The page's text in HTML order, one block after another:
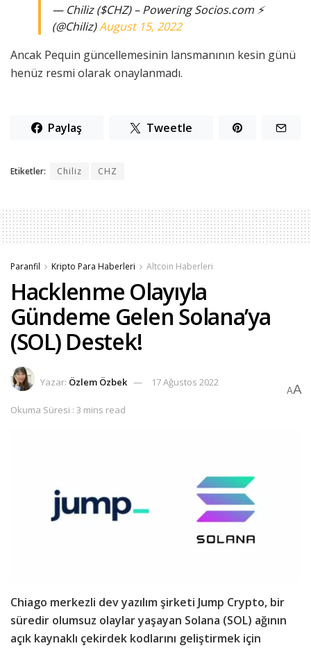
— Chiliz ($CHZ) – Powering Socios.com ⚡
(@Chiliz)August 15, 2022
Ancak Pequin güncellemesinin lansmanının kesin günü
henüz resmi olarak onaylanmadı.
Paylaş Tweetle
Etiketler: Chiliz CHZ
Paranfil Kripto Para Haberleri Altcoin Haberleri
Hacklenme Olayıyla
Gündeme Gelen Solana’ya
(SOL) Destek!
Yazar: Özlem Özbek 17 Ağustos 2022
Okuma Süresi : 3 mins read
AA
Chiago merkezli dev yazılım şirketi Jump Crypto, bir
süredir olumsuz olaylar yaşayan Solana (SOL) ağının
açık kaynaklı çekirdek kodlarını geliştirmek için